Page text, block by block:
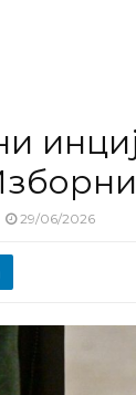
29/06/2026